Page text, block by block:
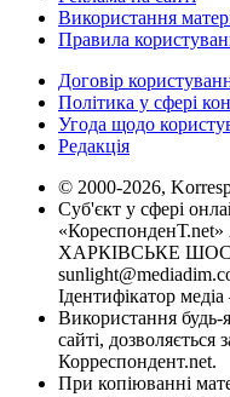
Використання
Правила
Договір
Політика у сфері
Угода щодо
Редакція
© 2000-2026,
Суб'єкт у сфері
«КореспонденТ.net»
ХАРКІВСЬКЕ ШОСЕ,
Ідентифікатор
Використання будь-
сайті,
Корреспондент.net.
При копіюванні